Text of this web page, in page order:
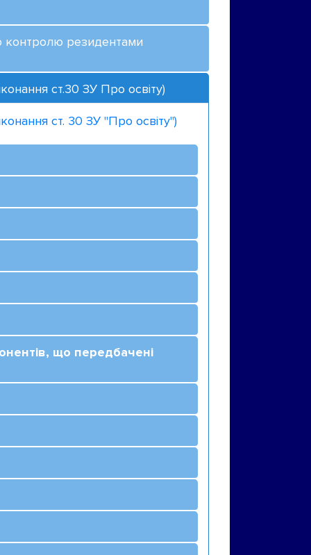
контролю резидентами
ст.30 ЗУ Про освіту)
ст. 30 ЗУ "Про освіту")
що передбачені